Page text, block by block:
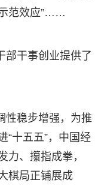
范效应”……
部干事创业提供了
性稳步增强，为推
“十五五”，中国经
力、攥指成拳，
棋局正铺展成